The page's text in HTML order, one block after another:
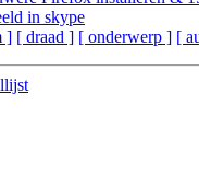
in skype
] [ draad ] [ onderwerp ] [